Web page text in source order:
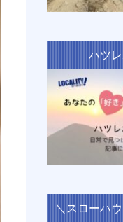
ハツ
＼スローハ